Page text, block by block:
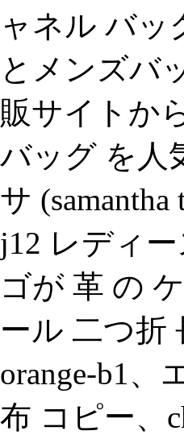
ャネル バッ
とメンズバ
販サイトか
バッグ を人
サ
j12 レディ
ゴが 革 の
ール 二つ折
orange-b1、
布 コピー、